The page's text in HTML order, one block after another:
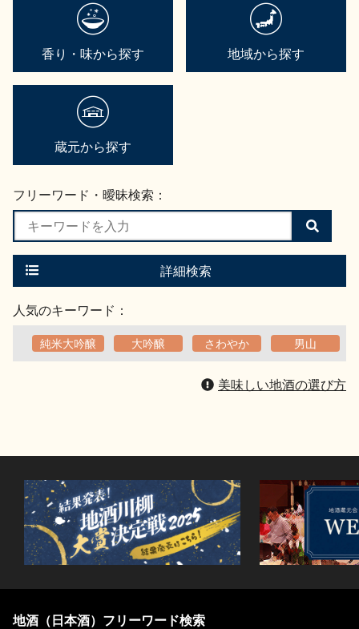
香り・味から探す 地域から探す
蔵元から探す
フリーワード・曖昧検索：
検
索
す
詳細検索
人気のキーワード：
純米大吟醸 大吟醸 さわやか 男山
美味しい地酒の選び方
地酒（日本酒）フリーワード検索